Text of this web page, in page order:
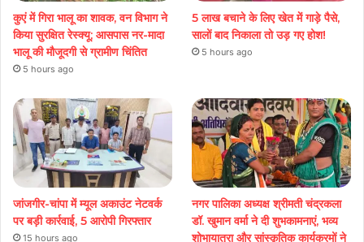
कुएं में गिरा भालू का शावक, वन विभाग ने
किया सुरक्षित रेस्क्यू; आसपास नर-मादा
भालू की मौजूदगी से ग्रामीण चिंतित
5 hours ago
5 लाख बचाने के लिए खेत में गाड़े पैसे,
सालों बाद निकाला तो उड़ गए होश!
5 hours ago
जांजगीर-चांपा में म्यूल अकाउंट नेटवर्क
पर बड़ी कार्रवाई, 5 आरोपी गिरफ्तार
15 hours ago
नगर पालिका अध्यक्ष श्रीमती चंद्रकला
डॉ. खुमान वर्मा ने दी शुभकामनाएं, भव्य
शोभायात्रा और सांस्कृतिक कार्यक्रमों ने